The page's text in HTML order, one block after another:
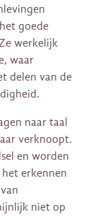
goede
werkelijk
waar
delen van de
naar taal
verknoopt.
en worden
erkennen
niet op